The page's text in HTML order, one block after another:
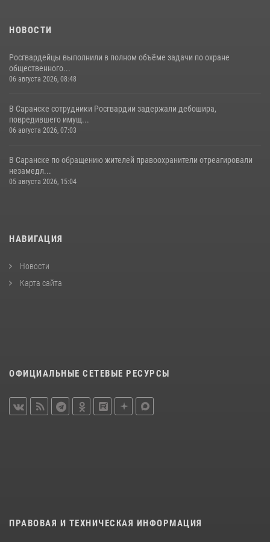
НОВОСТИ
Росгвардейцы выполнили в полном объёме задачи по охране
общественного...
06 августа 2026, 08:48
В Саранске сотрудники Росгвардии задержали дебошира,
повредившего имущ...
06 августа 2026, 07:03
В Саранске по обращению жителей правоохранители отреагировали
незамедл...
05 августа 2026, 15:04
НАВИГАЦИЯ
Новости
Карта сайта
ОФИЦИАЛЬНЫЕ СЕТЕВЫЕ РЕСУРСЫ
ПРАВОВАЯ И ТЕХНИЧЕСКАЯ ИНФОРМАЦИЯ